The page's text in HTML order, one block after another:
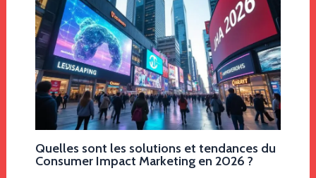
Quelles sont les solutions et tendances du
Consumer Impact Marketing en 2026 ?